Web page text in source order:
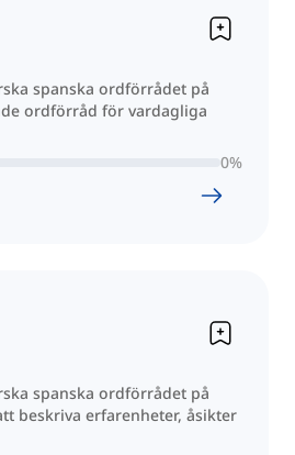
spanska ordförrådet på
ordförråd för vardagliga
0%
spanska ordförrådet på
beskriva erfarenheter, åsikter